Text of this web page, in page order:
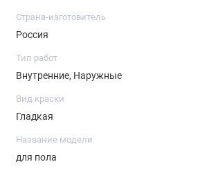
Примерный расход: 100 г/м2
Страна-изготовитель
Россия
Тип работ
Внутренние, Наружные
Вид краски
Гладкая
Название модели
для пола